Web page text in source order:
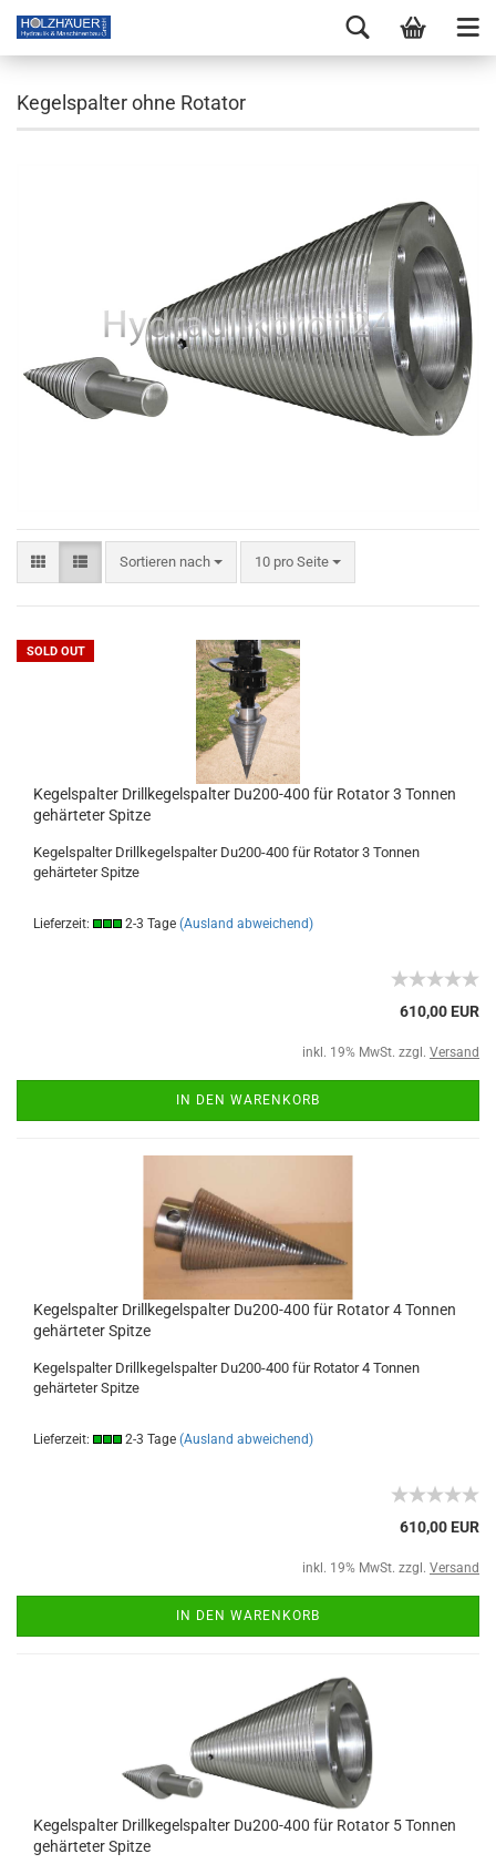
Kegelspalter ohne Rotator
Sortieren nach 10 pro Seite
SOLD OUT
Kegelspalter Drillkegelspalter Du200-400 für Rotator 3 Tonnen
gehärteter Spitze
Kegelspalter Drillkegelspalter Du200-400 für Rotator 3 Tonnen
gehärteter Spitze
Lieferzeit: 2-3 Tage (Ausland abweichend)
610,00 EUR
inkl. 19% MwSt. zzgl. Versand
IN DEN WARENKORB
Kegelspalter Drillkegelspalter Du200-400 für Rotator 4 Tonnen
gehärteter Spitze
Kegelspalter Drillkegelspalter Du200-400 für Rotator 4 Tonnen
gehärteter Spitze
Lieferzeit: 2-3 Tage (Ausland abweichend)
610,00 EUR
inkl. 19% MwSt. zzgl. Versand
IN DEN WARENKORB
Kegelspalter Drillkegelspalter Du200-400 für Rotator 5 Tonnen
gehärteter Spitze